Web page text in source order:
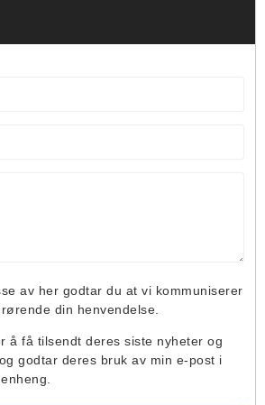
av her godtar du at vi kommuniserer
din henvendelse.
å få tilsendt deres siste nyheter og
godtar deres bruk av min e-post i